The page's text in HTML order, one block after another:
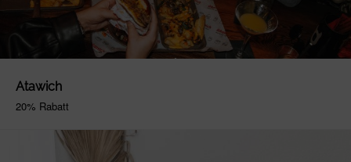
Atawich
20% Rabatt